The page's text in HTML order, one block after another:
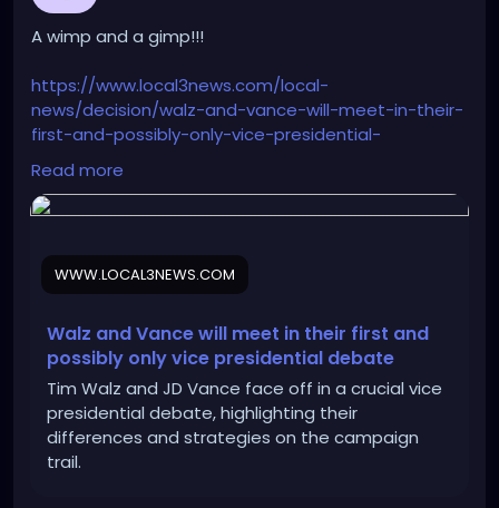
A wimp and a gimp!!!
https://www.local3news.com/local-
news/decision/walz-and-vance-will-meet-in-their-
first-and-possibly-only-vice-presidential-
debate/article_a098848a-5b2a-5f38-a067-
2964fee42a8c.html
Read more
WWW.LOCAL3NEWS.COM
Walz and Vance will meet in their first and
possibly only vice presidential debate
Tim Walz and JD Vance face off in a crucial vice
presidential debate, highlighting their
differences and strategies on the campaign
trail.